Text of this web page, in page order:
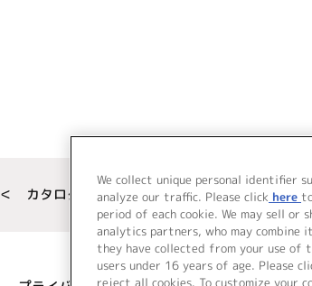
＜ カタログサイト トップページへ
We collect unique personal identifier
analyze our traffic. Please click here
period of each cookie. We may sell
analytics partners, who may
they have collected from your use of
users under 16 years of age. Please
reject all cookies. To customize your